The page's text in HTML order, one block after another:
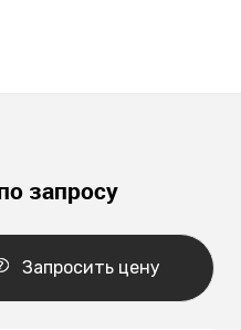
запросу
Запросить цену